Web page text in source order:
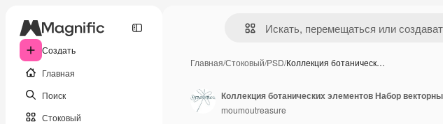
Создать
Главная
Поиск
Стоковый
Главная/Стоковый/PSD/Коллекция ботаническ…
moumoutreasure